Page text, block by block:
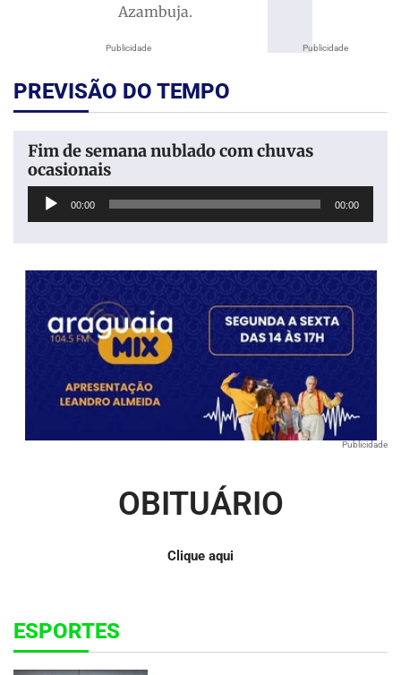
Publicidade
Azambuja.
Publicidade
PREVISÃO DO TEMPO
Fim de semana nublado com chuvas
ocasionais
Tocador
00:00 00:00
Publicidade
OBITUÁRIO
Clique aqui
ESPORTES